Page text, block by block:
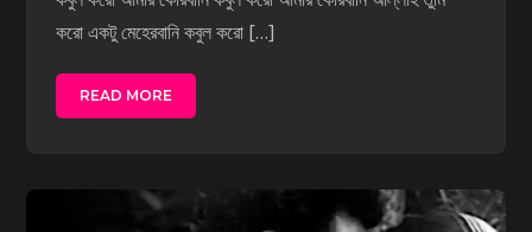
করো একটু মেহেরবানি কবুল করো […]
READ MORE